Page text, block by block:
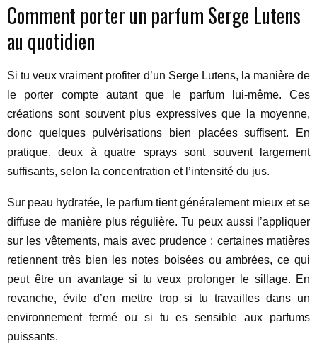
Comment porter un parfum Serge Lutens
au quotidien
Si tu veux vraiment profiter d’un Serge Lutens, la manière de
le porter compte autant que le parfum lui-même. Ces
créations sont souvent plus expressives que la moyenne,
donc quelques pulvérisations bien placées suffisent. En
pratique, deux à quatre sprays sont souvent largement
suffisants, selon la concentration et l’intensité du jus.
Sur peau hydratée, le parfum tient généralement mieux et se
diffuse de manière plus régulière. Tu peux aussi l’appliquer
sur les vêtements, mais avec prudence : certaines matières
retiennent très bien les notes boisées ou ambrées, ce qui
peut être un avantage si tu veux prolonger le sillage. En
revanche, évite d’en mettre trop si tu travailles dans un
environnement fermé ou si tu es sensible aux parfums
puissants.